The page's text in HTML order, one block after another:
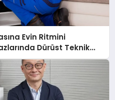
Evin Ritmini
Dürüst Teknik